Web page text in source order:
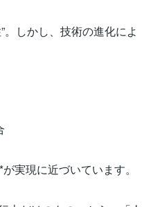
。しかし、技術の進化によ
実現に近づいています。